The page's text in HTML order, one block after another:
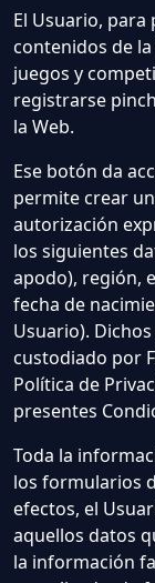
El Usuario,
contenidos de
juegos y
registrarse
la Web.
Ese botón da
permite crear
autorización
los siguientes
apodo), región,
fecha de
Usuario).
custodiado por
Política de
presentes
Toda la
los formularios
efectos, el
aquellos datos
la información